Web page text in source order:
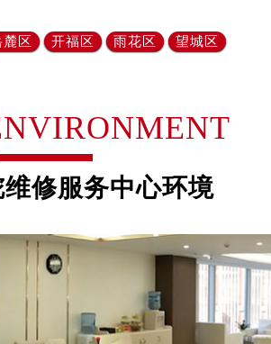
约）
前预约）
需提前预约）
需提前预约）
提前预约）
预约）
提前预约）
提前预约）
麓区 开福区 雨花区 望城区‌
修服务中心环境